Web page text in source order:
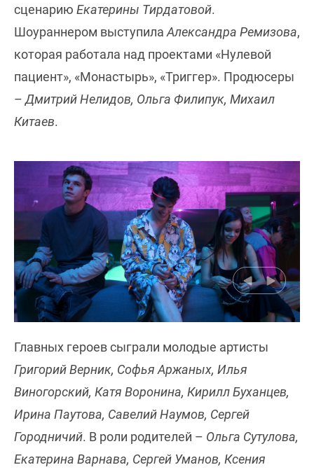
сценарию Екатерины Тирдатовой.
Шоураннером выступила Александра Ремизова,
которая работала над проектами «Нулевой
пациент», «Монастырь», «Триггер». Продюсеры
– Дмитрий Нелидов, Ольга Филипук, Михаил
Китаев.
Главных героев сыграли молодые артисты
Григорий Верник, Софья Аржаных, Илья
Виногорский, Катя Воронина, Кирилл Буханцев,
Ирина Паутова, Савелий Наумов, Сергей
Городничий. В роли родителей – Ольга Сутулова,
Екатерина Варнава, Сергей Уманов, Ксения